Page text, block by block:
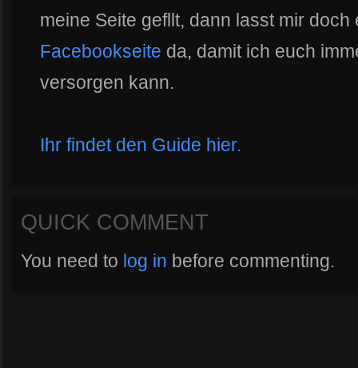
meine Seite gefllt, dann lasst mir doch
Facebookseite da, damit ich euch
versorgen kann.
Ihr findet den Guide hier.
QUICK COMMENT
You need to log in before commenting.